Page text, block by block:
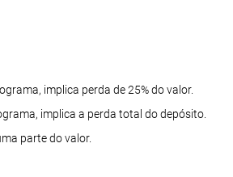
implica perda de 25% do valor.
implica a perda total do depósito.
parte do valor.